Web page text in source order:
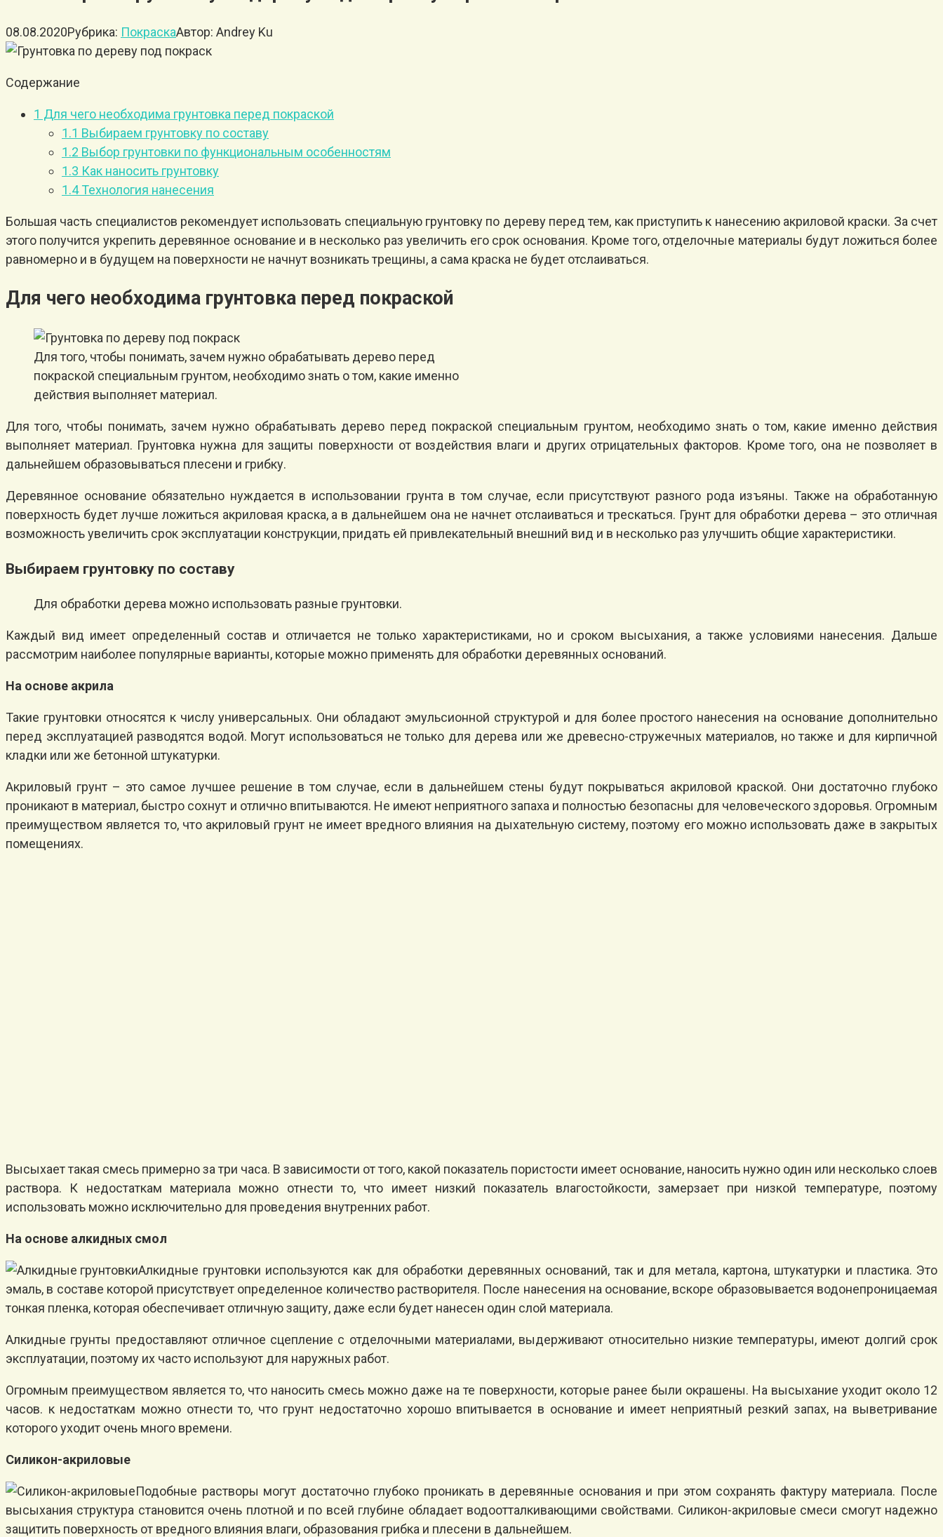
08.08.2020Рубрика: ПокраскаАвтор: Andrey Ku
Содержание
1 Для чего необходима грунтовка перед покраской
1.1 Выбираем грунтовку по составу
1.2 Выбор грунтовки по функциональным особенностям
1.3 Как наносить грунтовку
1.4Технология нанесения
Большая часть специалистов рекомендует использовать специальную грунтовку по дереву перед тем, как приступить к нанесению акриловой краски. За счет
этого получится укрепить деревянное основание и в несколько раз увеличить его срок основания. Кроме того, отделочные материалы будут ложиться более
равномерно и в будущем на поверхности не начнут возникать трещины, а сама краска не будет отслаиваться.
Для чего необходима грунтовка перед покраской
Для того, чтобы понимать, зачем нужно обрабатывать дерево перед
покраской специальным грунтом, необходимо знать о том, какие именно
действия выполняет материал.
Для того, чтобы понимать, зачем нужно обрабатывать дерево перед покраской специальным грунтом, необходимо знать о том, какие именно действия
выполняет материал. Грунтовка нужна для защиты поверхности от воздействия влаги и других отрицательных факторов. Кроме того, она не позволяет в
дальнейшем образовываться плесени и грибку.
Деревянное основание обязательно нуждается в использовании грунта в том случае, если присутствуют разного рода изъяны. Также на обработанную
поверхность будет лучше ложиться акриловая краска, а в дальнейшем она не начнет отслаиваться и трескаться. Грунт для обработки дерева – это отличная
возможность увеличить срок эксплуатации конструкции, придать ей привлекательный внешний вид и в несколько раз улучшить общие характеристики.
Выбираем грунтовку по составу
Для обработки дерева можно использовать разные грунтовки.
Каждый вид имеет определенный состав и отличается не только характеристиками, но и сроком высыхания, а также условиями нанесения. Дальше
рассмотрим наиболее популярные варианты, которые можно применять для обработки деревянных оснований.
На основе акрила
Такие грунтовки относятся к числу универсальных. Они обладают эмульсионной структурой и для более простого нанесения на основание дополнительно
перед эксплуатацией разводятся водой. Могут использоваться не только для дерева или же древесно-стружечных материалов, но также и для кирпичной
кладки или же бетонной штукатурки.
Акриловый грунт – это самое лучшее решение в том случае, если в дальнейшем стены будут покрываться акриловой краской. Они достаточно глубоко
проникают в материал, быстро сохнут и отлично впитываются. Не имеют неприятного запаха и полностью безопасны для человеческого здоровья. Огромным
преимуществом является то, что акриловый грунт не имеет вредного влияния на дыхательную систему, поэтому его можно использовать даже в закрытых
помещениях.
Высыхает такая смесь примерно за три часа. В зависимости от того, какой показатель пористости имеет основание, наносить нужно один или несколько слоев
раствора. К недостаткам материала можно отнести то, что имеет низкий показатель влагостойкости, замерзает при низкой температуре, поэтому
использовать можно исключительно для проведения внутренних работ.
На основе алкидных смол
Алкидные грунтовки используются как для обработки деревянных оснований, так и для метала, картона, штукатурки и пластика. Это
эмаль, в составе которой присутствует определенное количество растворителя. После нанесения на основание, вскоре образовывается водонепроницаемая
тонкая пленка, которая обеспечивает отличную защиту, даже если будет нанесен один слой материала.
Алкидные грунты предоставляют отличное сцепление с отделочными материалами, выдерживают относительно низкие температуры, имеют долгий срок
эксплуатации, поэтому их часто используют для наружных работ.
Огромным преимуществом является то, что наносить смесь можно даже на те поверхности, которые ранее были окрашены. На высыхание уходит около 12
часов. к недостаткам можно отнести то, что грунт недостаточно хорошо впитывается в основание и имеет неприятный резкий запах, на выветривание
которого уходит очень много времени.
Силикон-акриловые
Подобные растворы могут достаточно глубоко проникать в деревянные основания и при этом сохранять фактуру материала. После
высыхания структура становится очень плотной и по всей глубине обладает водоотталкивающими свойствами. Силикон-акриловые смеси смогут надежно
защитить поверхность от вредного влияния влаги, образования грибка и плесени в дальнейшем.